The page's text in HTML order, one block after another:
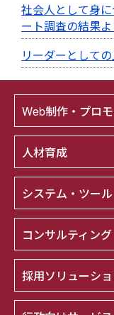
社会人として身
ート調査の結果よ
リーダーとして
Web制作・プロ
人材育成
システム・ツール
コンサルティング
採用ソリューシ